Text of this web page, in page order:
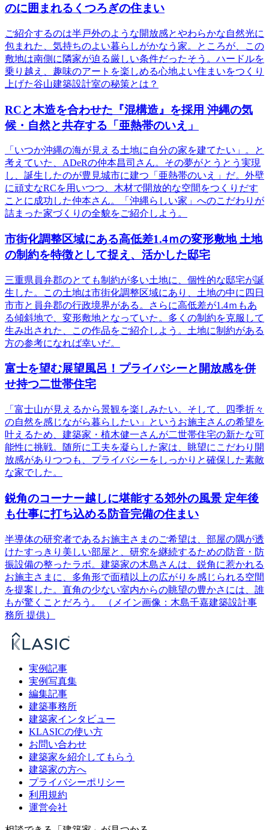
のに囲まれるくつろぎの住まい
ご紹介するのは半戸外のような開放感とやわらかな自然光に
包まれた、気持ちのよい暮らしがかなう家。ところが、この
敷地は南側に隣家が迫る厳しい条件だったそう。ハードルを
乗り越え、趣味のアートを楽しめる心地よい住まいをつくり
上げた谷山建築設計室の秘策とは？
RCと木造を合わせた『混構造』を採用 沖縄の気
候・自然と共存する「亜熱帯のいえ」
「いつか沖縄の海が見える土地に自分の家を建てたい」。と
考えていた、ADeRの仲本昌司さん。その夢がとうとう実現
し、誕生したのが豊見城市に建つ「亜熱帯のいえ」だ。外壁
に頑丈なRCを用いつつ、木材で開放的な空間をつくりだす
ことに成功した仲本さん。「沖縄らしい家」へのこだわりが
詰まった家づくりの全貌をご紹介しよう。
市街化調整区域にある高低差1.4ｍの変形敷地 土地
の制約を特徴として捉え、活かした邸宅
三重県員弁郡のとても制約が多い土地に、個性的な邸宅が誕
生した。この土地は市街化調整区域にあり、土地の中に四日
市市と員弁郡の行政境界がある。さらに高低差が1.4ｍもあ
る傾斜地で、変形敷地となっていた。多くの制約を克服して
生み出された、この作品をご紹介しよう。土地に制約がある
方の参考になれば幸いだ。
富士を望む展望風呂！プライバシーと開放感を併
せ持つ二世帯住宅
「富士山が見えるから景観を楽しみたい。そして、四季折々
の自然を感じながら暮らしたい」というお施主さんの希望を
叶えるため、建築家・植木健一さんが二世帯住宅の新たな可
能性に挑戦。随所に工夫を凝らした家は、眺望にこだわり開
放感がありつつも、プライバシーをしっかりと確保した素敵
な家でした。
鋭角のコーナー越しに堪能する郊外の風景 定年後
も仕事に打ち込める防音完備の住まい
半導体の研究者であるお施主さまのご希望は、部屋の隅が透
けたすっきり美しい部屋と、研究を継続するための防音・防
振設備の整ったラボ。建築家の木島さんは、鋭角に惹かれる
お施主さまに、多角形で面積以上の広がりを感じられる空間
を提案した。直角の少ない室内からの眺望の豊かさには、誰
もが驚くことだろう。 （メイン画像：木島千嘉建築設計事
務所 提供）
実例記事
実例写真集
編集記事
建築事務所
建築家インタビュー
KLASICの使い方
お問い合わせ
建築家を紹介してもらう
建築家の方へ
プライバシーポリシー
利用規約
運営会社